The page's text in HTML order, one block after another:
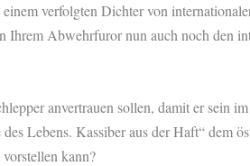
verfolgten Dichter von
Ihrem Abwehrfuror nun auch noch den
anvertrauen sollen, damit er sein
Lebens. Kassiber aus der Haft“ dem
kann?